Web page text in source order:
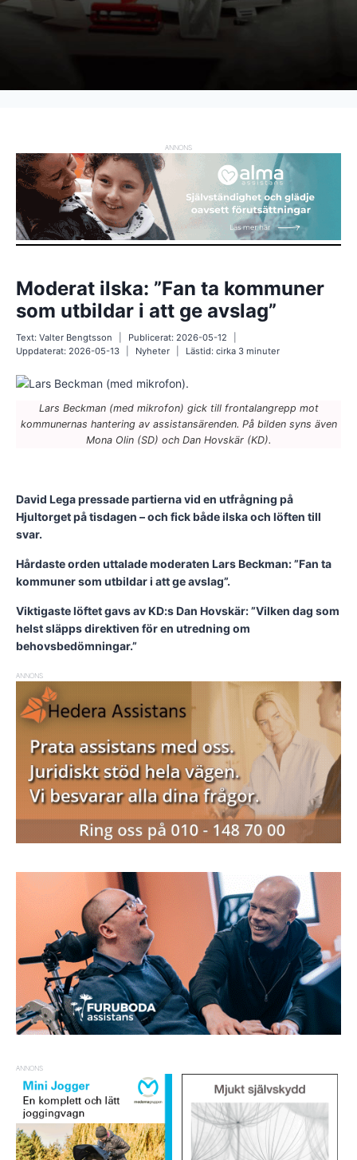
ANNONS
Moderat ilska: ”Fan ta kommuner
som utbildar i att ge avslag”
Text: Valter Bengtsson Publicerat: 2026-05-12
Uppdaterat: 2026-05-13 Nyheter Lästid: cirka 3minuter
Lars Beckman (med mikrofon) gick till frontalangrepp mot
kommunernas hantering av assistansärenden. På bilden syns även
Mona Olin (SD) och Dan Hovskär (KD).
David Lega pressade partierna vid en utfrågning på
Hjultorget på tisdagen – och fick både ilska och löften till
svar.
Hårdaste orden uttalade moderaten Lars Beckman: ”Fan ta
kommuner som utbildar i att ge avslag”.
Viktigaste löftet gavs av KD:s Dan Hovskär: ”Vilken dag som
helst släpps direktiven för en utredning om
behovsbedömningar.”
ANNONS
ANNONS